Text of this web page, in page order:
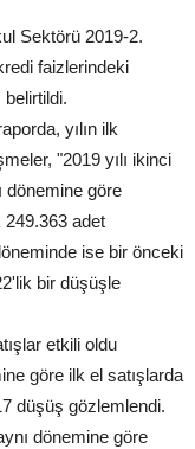
Sektörü 2019-2.
faizlerindeki
belirtildi.
yılın ilk
"2019 yılı ikinci
dönemine göre
adet
ise bir önceki
bir düşüşle
etkili oldu
göre ilk el satışlarda
düşüş gözlemlendi.
dönemine göre